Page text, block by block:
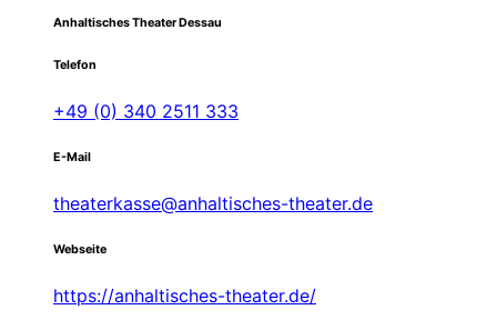
Anhaltisches Theater Dessau
Telefon
+49 (0) 340 2511 333
E-Mail
theaterkasse@anhaltisches-theater.de
Webseite
https://anhaltisches-theater.de/